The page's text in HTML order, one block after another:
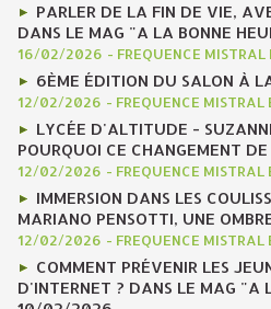
PARLER DE LA FIN DE VIE,
DANS LE MAG "A LA BONNE
16/02/2026 - FREQUENCE MISTRAL
6ÈME ÉDITION DU SALON À
12/02/2026 - FREQUENCE MISTRAL
LYCÉE D'ALTITUDE -
POURQUOI CE CHANGEMENT
12/02/2026 - FREQUENCE MISTRAL
IMMERSION DANS LES
MARIANO PENSOTTI, UNE
12/02/2026 - FREQUENCE MISTRAL
COMMENT PRÉVENIR LES
D'INTERNET ? DANS LE MAG "A